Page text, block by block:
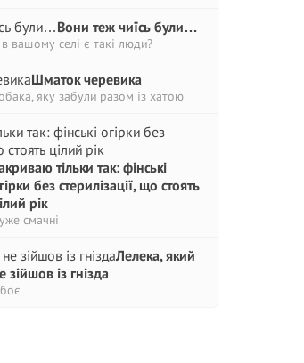
Вони теж чиїсь були…
вашому селі є такі люди?
Шматок черевика
яку забули разом із хатою
тільки так: фінські
без стерилізації, що стоять
рік
смачні
Лелека, який
зійшов із гнізда